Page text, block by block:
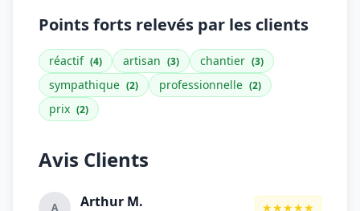
Points forts relevés par les clients
réactif (4) artisan (3) chantier (3)
sympathique (2) professionnelle (2)
prix (2)
Avis Clients
A Arthur M. ★★★★★